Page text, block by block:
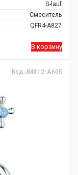
G-lauf
Смеситель
QFR4-A827
В корзину
Код JMX12-A605